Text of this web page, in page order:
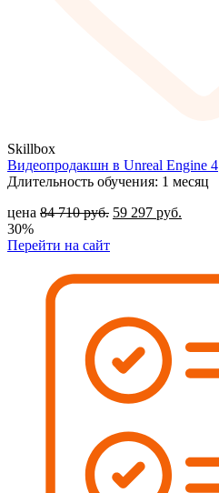
Skillbox
Видеопродакшн в Unreal Engine 4
Длительность обучения: 1 месяц
цена 84 710руб. 59 297 руб.
30%
Перейти на сайт